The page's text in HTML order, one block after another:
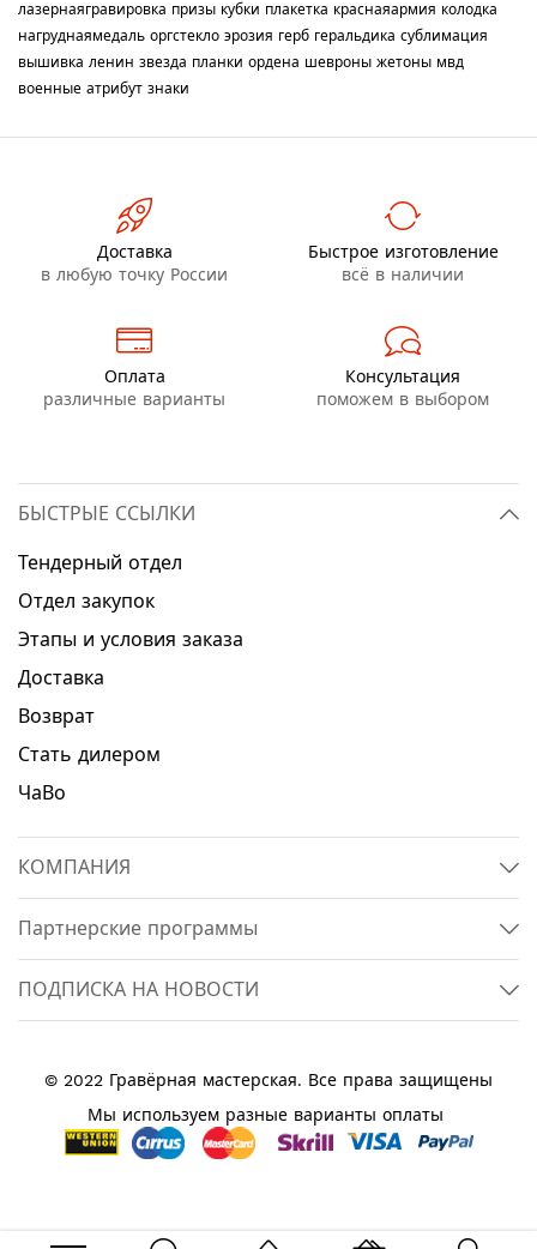
лазернаягравировка призы кубки плакетка краснаяармия колодка
нагруднаямедаль оргстекло эрозия герб геральдика сублимация
вышивка ленин звезда планки ордена шевроны жетоны мвд
военные атрибут знаки
Доставка
в любую точку России
Быстрое изготовление
всё в наличии
Оплата
различные варианты
Консультация
поможем в выбором
БЫСТРЫЕ ССЫЛКИ
Тендерный отдел
Отдел закупок
Этапы и условия заказа
Доставка
Возврат
Стать дилером
ЧаВо
КОМПАНИЯ
Партнерские программы
ПОДПИСКА НА НОВОСТИ
© 2022 Гравёрная мастерская. Все права защищены
Мы используем разные варианты оплаты